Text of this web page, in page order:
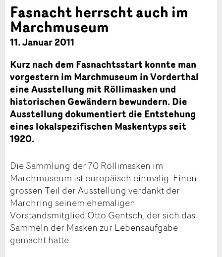
Fasnacht herrscht auch im
Marchmuseum
11. Januar 2011
Kurz nach dem Fasnachtsstart konnte man
vorgestern im Marchmuseum in Vorderthal
eine Ausstellung mit Röllimasken und
historischen Gewändern bewundern. Die
Ausstellung dokumentiert die Entstehung
eines lokalspezifischen Maskentyps seit
1920.
Die Sammlung der 70 Röllimasken im
Marchmuseum ist europäisch einmalig. Einen
grossen Teil der Ausstellung verdankt der
Marchring seinem ehemaligen
Vorstandsmitglied Otto Gentsch, der sich das
Sammeln der Masken zur Lebensaufgabe
gemacht hatte.